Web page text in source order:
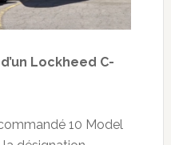
Lockheed C-
10 Model